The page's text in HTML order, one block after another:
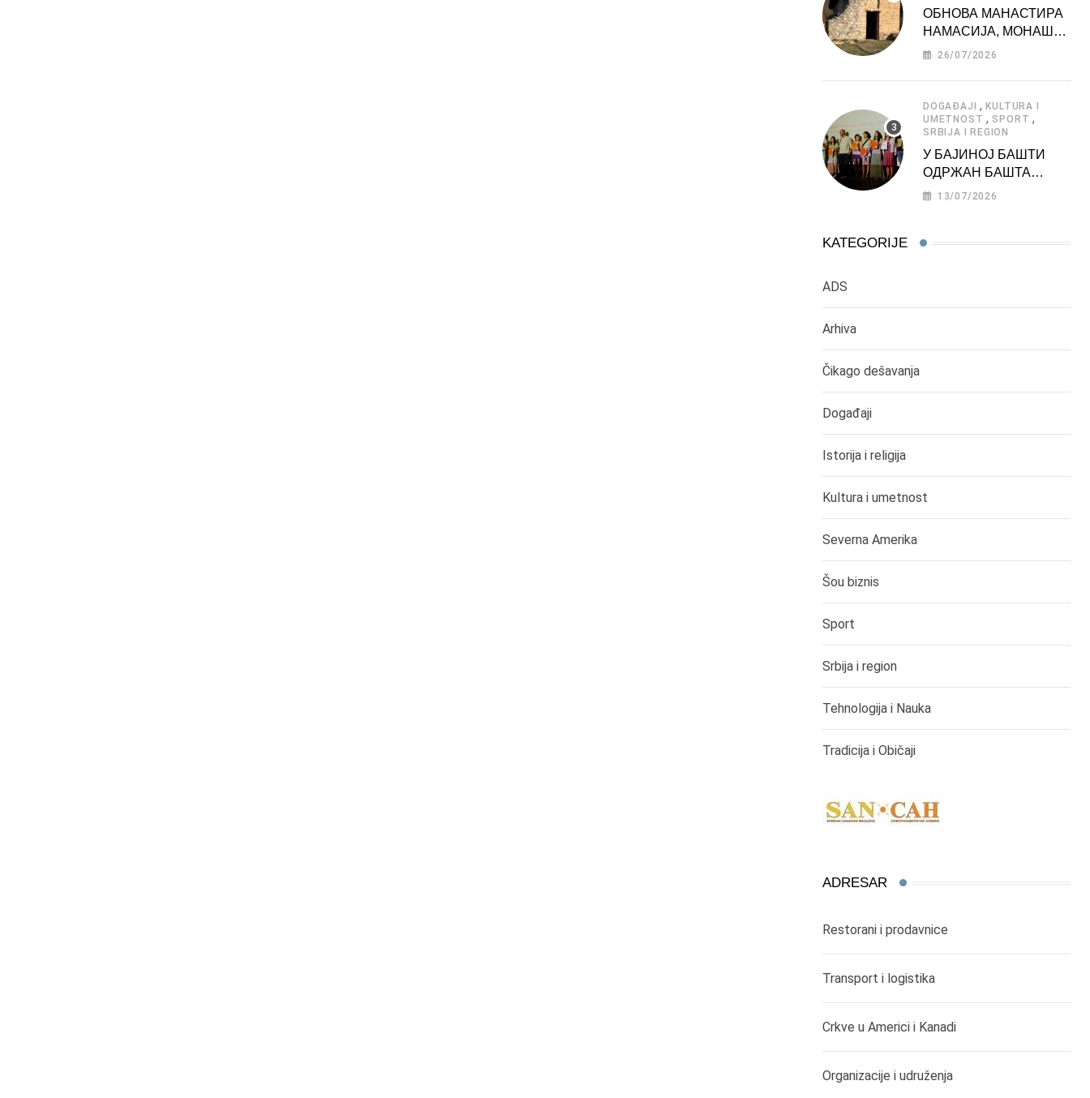
ОБНОВА МАНАСТИРА
НАМАСИЈА, МОНАШКЕ
ЗАДУЖБИНЕ
26/07/2026
DOGAĐAJI ,KULTURA I
UMETNOST , SPORT ,
SRBIJA I REGION
У БАЈИНОЈ БАШТИ
ОДРЖАН БАШТА
ФЕСТ 2026
13/07/2026
KATEGORIJE
ADS
Arhiva
Čikago dešavanja
Događaji
Istorija i religija
Kultura i umetnost
Severna Amerika
Šou biznis
Sport
Srbija i region
Tehnologija i Nauka
Tradicija i Običaji
ADRESAR
Restorani i prodavnice
Transport i logistika
Crkve u Americi i Kanadi
Organizacije i udruženja